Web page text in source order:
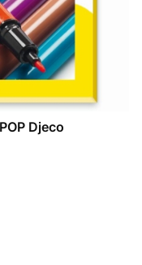
Djeco